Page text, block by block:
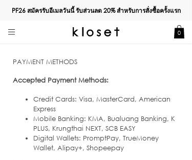
PF26 สมัครรับอีเมลวันนี้ รับส่วนลด20%สำหรับการสั่งซื้อครั้งแรก
0
PAYMENT METHODS
Accepted Payment Methods:
Credit Cards: Visa, MasterCard, American
Express
Mobile Banking: KMA, Bualuang Banking, K
PLUS, Krungthai NEXT, SCB EASY
Digital Wallets: PromptPay, TrueMoney
Wallet, Alipay+, Shopeepay